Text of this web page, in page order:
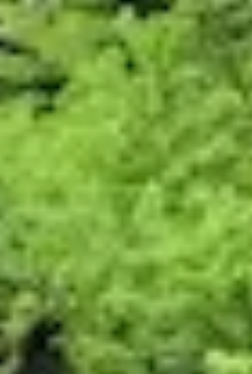
て１分で 河川に降りることができます(^O^) ３投
目でＨＩＴ！！！ その後、連発！！！ ４０㎝位
のアメマス まだまだデカイのいるんだけどな～
回のルアーは、釣り友に頂いた...